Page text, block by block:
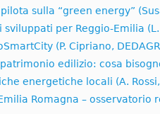
sulla “green energy”
per Reggio-Emilia (L.
(P. Cipriano,
edilizio: cosa
energetiche locali (A. Rossi,
Romagna – osservatorio